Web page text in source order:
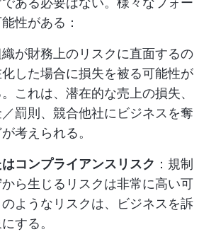
性がある：
織が財務上のリスクに直面するの
した場合に損失を被る可能性が
これは、潜在的な売上の損失、
罰則、競合他社にビジネスを奪
考えられる。
コンプライアンスリスク ：規制
ら生じるリスクは非常に高い可
ようなリスクは、ビジネスを訴
する。